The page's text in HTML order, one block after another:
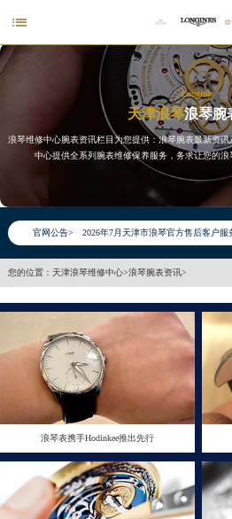

Longines
天津浪琴浪琴腕
浪琴维修中心腕表资讯栏目为您提供：浪琴腕表最新资
中心提供全系列腕表维修保养服务，务求让您的浪
官网公告>
2026年7月浪琴天津市售后服务网络优
2026年7月浪琴售后服务中心最新网点
节假日正常营业！
您的位置： 天津浪琴维修中心>浪琴腕表资讯>
浪琴表携手Hodinkee推出先行